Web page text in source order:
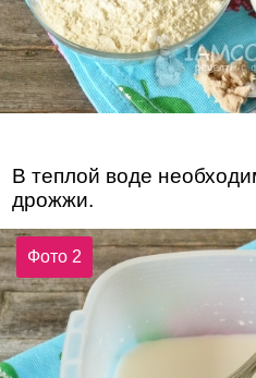
В теплой воде
дрожжи.
Фото 2